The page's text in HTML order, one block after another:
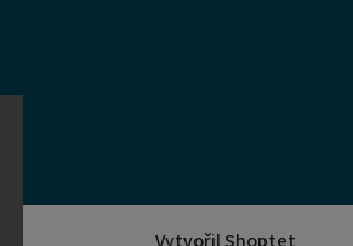
Vytvořil Shoptet